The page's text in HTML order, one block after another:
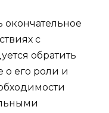
с
обратить
его роли и